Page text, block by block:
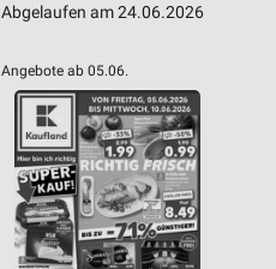
Abgelaufen am 24.06.2026
Angebote ab 05.06.